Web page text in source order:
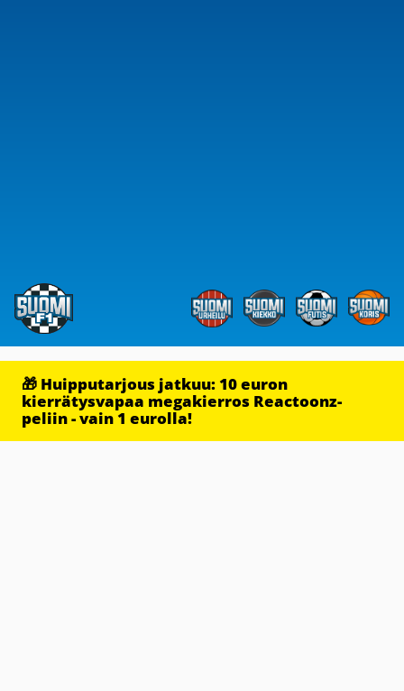
🎁 Huipputarjous jatkuu: 10 euron
kierrätysvapaa megakierros Reactoonz-
peliin - vain 1 eurolla!